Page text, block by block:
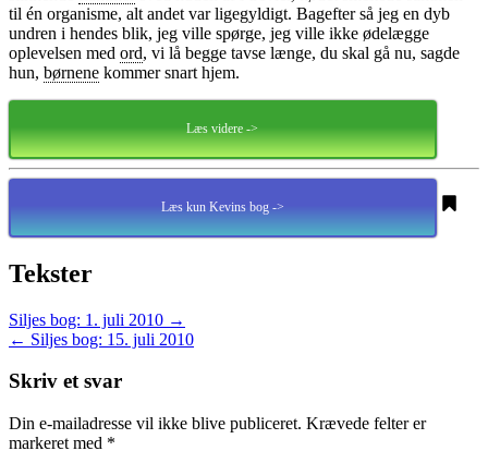
til én organisme, alt andet var ligegyldigt. Bagefter så jeg en dyb
undren i hendes blik, jeg ville spørge, jeg ville ikke ødelægge
oplevelsen med ord, vi lå begge tavse længe, du skal gå nu, sagde
hun, børnene kommer snart hjem.
Læs videre ->
Læs kun Kevins bog ->
Tekster
Siljes bog: 1. juli 2010 →
← Siljes bog: 15. juli 2010
Skriv et svar
Din e-mailadresse vil ikke blive publiceret. Krævede felter er
markeret med *